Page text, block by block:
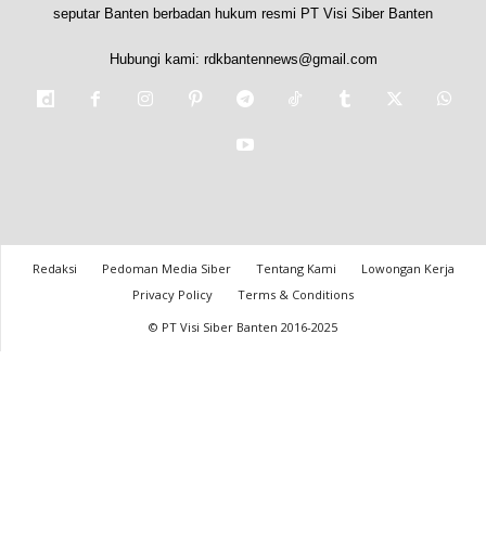
seputar Banten berbadan hukum resmi PT Visi Siber Banten
Hubungi kami: rdkbantennews@gmail.com
Redaksi Pedoman Media Siber Tentang Kami
Lowongan Kerja
Privacy Policy
Terms & Conditions
© PT Visi Siber Banten 2016-2025